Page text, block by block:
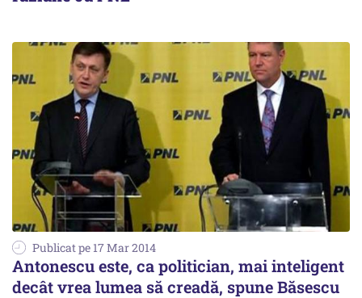
Publicat pe 17 Mar 2014
Antonescu este, ca politician, mai inteligent
decât vrea lumea să creadă, spune Băsescu